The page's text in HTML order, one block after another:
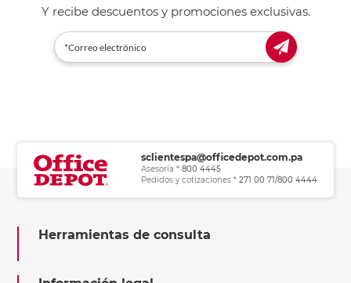
Y recibe descuentos y promociones exclusivas.
sclientespa@officedepot.com.pa
Asesoría * 800 4445
Pedidos y cotizaciones * 271 00 71/800 4444
Herramientas de consulta